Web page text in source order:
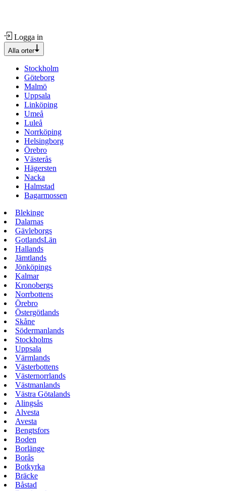
Logga in
Alla orter
Stockholm
Göteborg
Malmö
Uppsala
Linköping
Umeå
Luleå
Norrköping
Helsingborg
Örebro
Västerås
Hägersten
Nacka
Halmstad
Bagarmossen
Blekinge
Dalarnas
Gävleborgs
GotlandsLän
Hallands
Jämtlands
Jönköpings
Kalmar
Kronobergs
Norrbottens
Örebro
Östergötlands
Skåne
Södermanlands
Stockholms
Uppsala
Värmlands
Västerbottens
Västernorrlands
Västmanlands
Västra Götalands
Alingsås
Alvesta
Avesta
Bengtsfors
Boden
Borlänge
Borås
Botkyrka
Bräcke
Båstad